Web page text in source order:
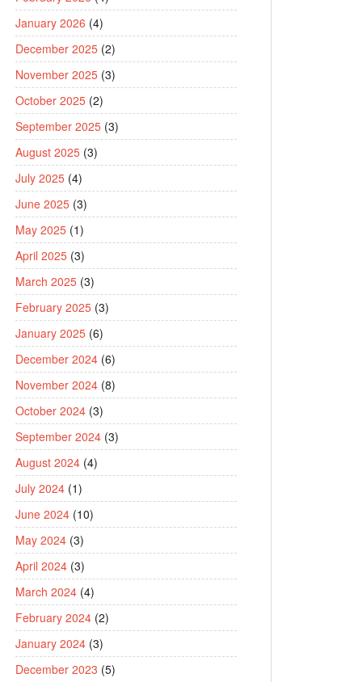
January 2026 (4)
December 2025 (2)
November 2025 (3)
October 2025 (2)
September 2025 (3)
August 2025 (3)
July 2025 (4)
June 2025 (3)
May 2025 (1)
April 2025 (3)
March 2025 (3)
February 2025 (3)
January 2025 (6)
December 2024 (6)
November 2024 (8)
October 2024 (3)
September 2024 (3)
August 2024 (4)
July 2024 (1)
June 2024 (10)
May 2024 (3)
April 2024 (3)
March 2024 (4)
February 2024 (2)
January 2024 (3)
December 2023 (5)